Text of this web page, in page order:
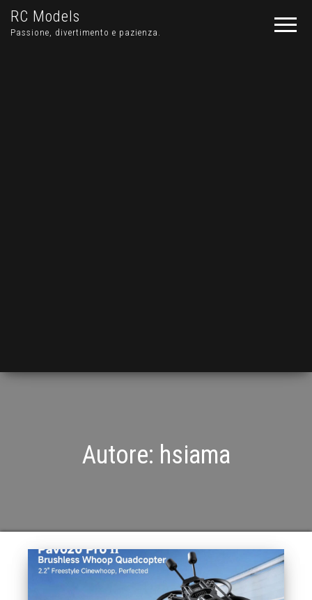
RC Models
Passione, divertimento e pazienza.
Autore: hsiama